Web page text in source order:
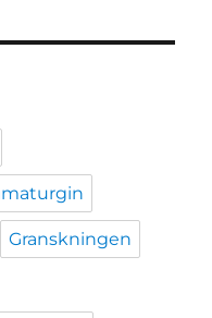
Granskningen